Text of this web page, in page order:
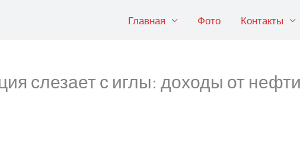
Главная Фото Контакты
слезает с иглы: доходы от